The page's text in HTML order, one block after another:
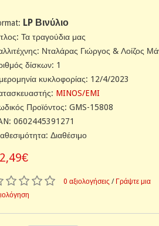
LP Βινύλιο
Τα τραγούδια μας
Νταλάρας Γιώργος & Λοίζος
δίσκων: 1
κυκλοφορίας: 12/4/2023
MINOS/EMI
Προϊόντος: GMS-15808
0602445391271
Διαθέσιμο
0 αξιολογήσεις / Γράψτε μια